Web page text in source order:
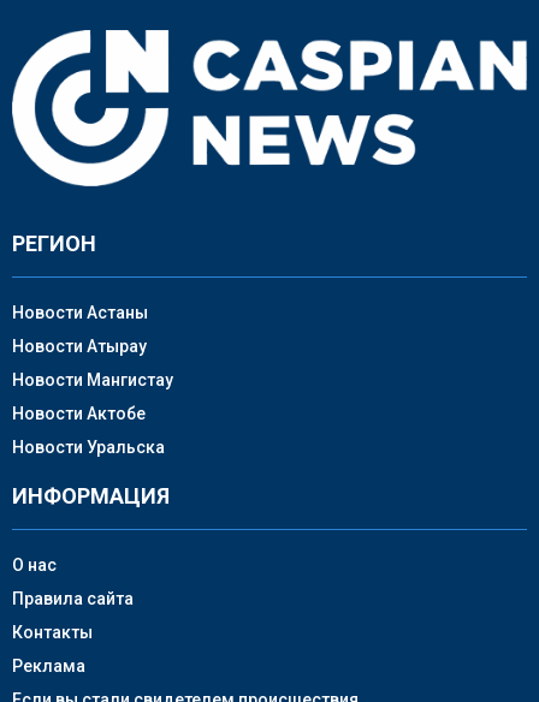
РЕГИОН
Новости Астаны
Новости Атырау
Новости Мангистау
Новости Актобе
Новости Уральска
ИНФОРМАЦИЯ
О нас
Правила сайта
Контакты
Реклама